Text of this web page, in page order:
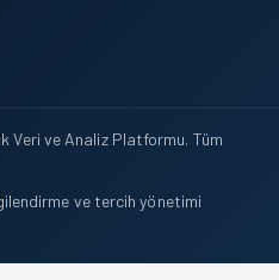
Veri ve Analiz Platformu. Tüm
ve tercih yönetimi